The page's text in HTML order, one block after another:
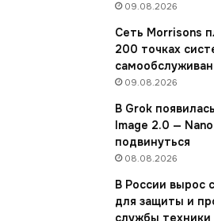
09.08.2026
Сеть Morrisons
200 точках
09.08.2026
В Grok
Image 2.0 —
подвинуться
08.08.2026
В России вырос
для защиты и
службы техники